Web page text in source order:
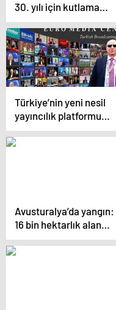
30. yılı için kutlama
mesajı
Türkiye’nin yeni nesil
yayıncılık platformu
“EMC Medya Center”
yayın hayatına başladı
Avusturalya’da yangın:
16 bin hektarlık alan
küle döndü